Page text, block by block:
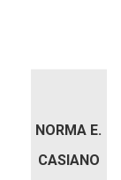
NORMA E.
CASIANO